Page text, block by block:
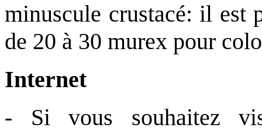
minuscule crustacé: il est
de 20 à 30 murex pour
Internet
- Si vous souhaitez